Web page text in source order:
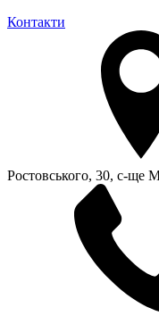
Контакти
Ростовського, 30, с-ще